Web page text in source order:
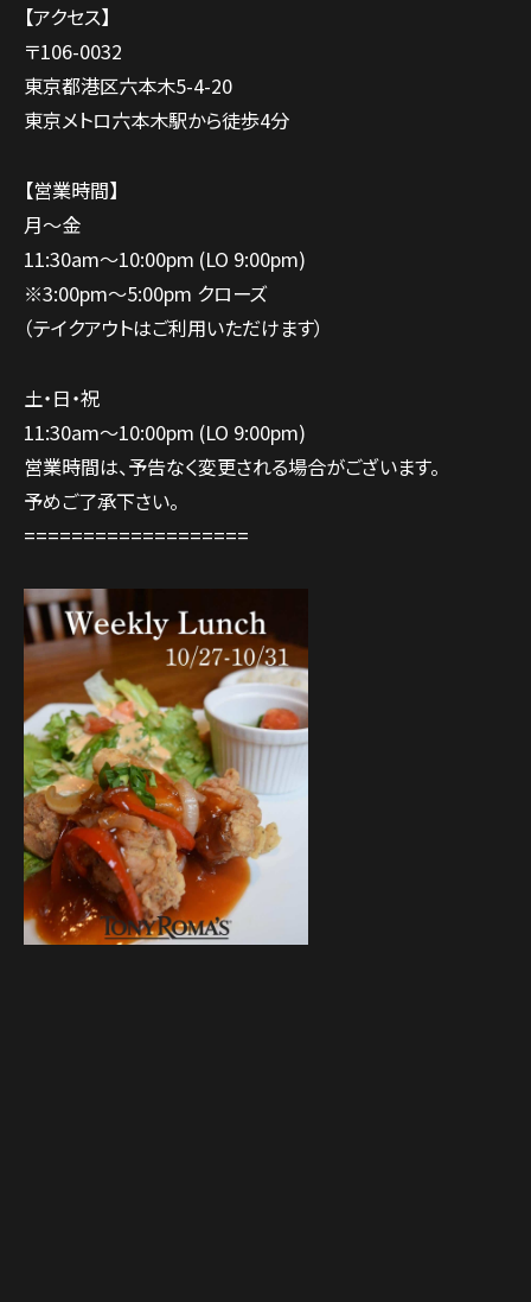
【アクセス】
〒106-0032
東京都港区六本木5-4-20
東京メトロ六本木駅から徒歩4分
【営業時間】
月～金
11:30am～10:00pm (LO 9:00pm)
※3:00pm～5:00pm クローズ
（テイクアウトはご利用いただけます）
土・日・祝
11:30am～10:00pm (LO 9:00pm)
営業時間は、予告なく変更される場合がございます。
予めご了承下さい。
===================